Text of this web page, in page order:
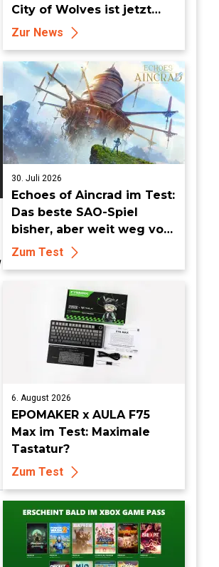
City of Wolves ist jetzt
erhältlich!
Zur News
30. Juli 2026
Echoes of Aincrad im Test:
Das beste SAO-Spiel
bisher, aber weit weg vom
Meisterwerk
Zum Test
6. August 2026
EPOMAKER x AULA F75
Max im Test: Maximale
Tastatur?
Zum Test